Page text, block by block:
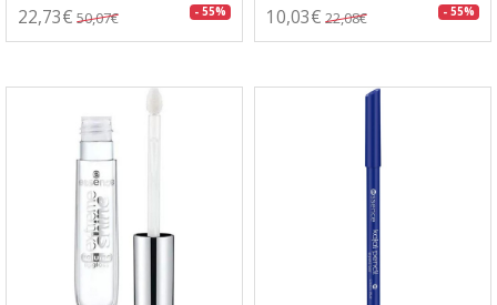
22,73€ 50,07€ - 55% 10,03€ 22,08€ - 55%